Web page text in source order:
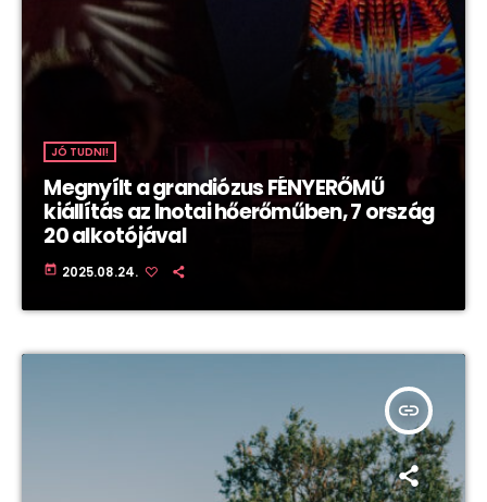
JÓ TUDNI!
Megnyílt a grandiózus FÉNYERŐMŰ
kiállítás az Inotai hőerőműben, 7 ország
20 alkotójával
today 2025.08.24.
insert_link